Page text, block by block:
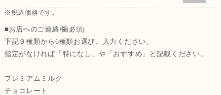
※税込価格です。
■お店へのご連絡欄(必須)
下記９種類から6種類お選び、入力ください。
指定がなければ「特になし」や「おすすめ」と記載ください。
プレミアムミルク
チョコレート